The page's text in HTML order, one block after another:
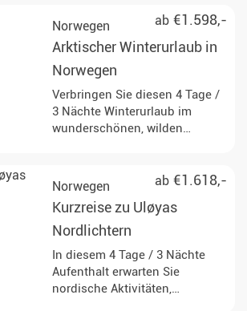
Schneemobil die zauberhafte
Natur der Lyngen Alpen.
ab €1.598,-
Norwegen
Arktischer Winterurlaub in
Norwegen
Verbringen Sie diesen 4 Tage /
3 Nächte Winterurlaub im
wunderschönen, wilden
und machen Ihr arktisches
Erlebnis unvergesslich.
ab €1.618,-
Norwegen
Kurzreise zu Uløyas
Nordlichtern
In diesem 4 Tage / 3 Nächte
Aufenthalt erwarten Sie
nordische Aktivitäten,